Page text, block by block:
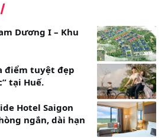
của du thuyền Era Cruise
biển, giường Twin/Double,
Hướng biển, giường Double,
Family: Hướng biển, giường
Dương I – Khu
điểm tuyệt đẹp
tại Huế.
Hotel Saigon
ngắn, dài hạn